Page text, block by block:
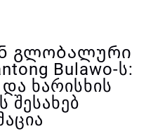
გლობალური
Bulawo-ს:
და ხარისხის